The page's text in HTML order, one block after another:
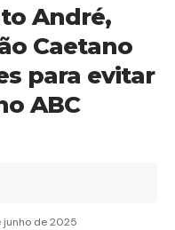
André,
Caetano
para evitar
ABC
junho de 2025